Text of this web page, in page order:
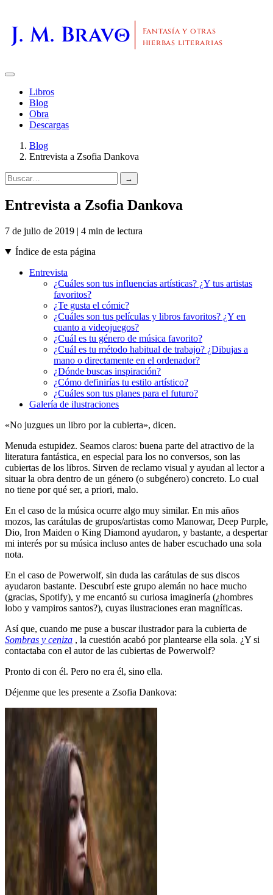
J. M. Bravo
Fantasía y otras
hierbas literarias
Libros
Blog
Obra
Descargas
Blog
Entrevista a Zsofia Dankova
→
Entrevista a Zsofia Dankova
7 de julio de 2019 | 4 min de lectura
Índice de esta página
Entrevista
¿Cuáles son tus influencias artísticas? ¿Y tus artistas
favoritos?
¿Te gusta el cómic?
¿Cuáles son tus películas y libros favoritos? ¿Y en
cuanto a videojuegos?
¿Cuál es tu género de música favorito?
¿Cuál es tu método habitual de trabajo? ¿Dibujas a
mano o directamente en el ordenador?
¿Dónde buscas inspiración?
¿Cómo definirías tu estilo artístico?
¿Cuáles son tus planes para el futuro?
Galería de ilustraciones
«No juzgues un libro por la cubierta», dicen.
Menuda estupidez. Seamos claros: buena parte del atractivo de la
literatura fantástica, en especial para los no conversos, son las
cubiertas de los libros. Sirven de reclamo visual y ayudan al lector a
situar la obra dentro de un género (o subgénero) concreto. Lo cual
no tiene por qué ser, a priori, malo.
En el caso de la música ocurre algo muy similar. En mis años
mozos, las carátulas de grupos/artistas como Manowar, Deep Purple,
Dio, Iron Maiden o King Diamond ayudaron, y bastante, a despertar
mi interés por su música incluso antes de haber escuchado una sola
nota.
En el caso de Powerwolf, sin duda las carátulas de sus discos
ayudaron bastante. Descubrí este grupo alemán no hace mucho
(gracias, Spotify), y me encantó su curiosa imaginería (¿hombres
lobo y vampiros santos?), cuyas ilustraciones eran magníficas.
Así que, cuando me puse a buscar ilustrador para la cubierta de
Sombras y ceniza , la cuestión acabó por plantearse ella sola. ¿Y si
contactaba con el autor de las cubiertas de Powerwolf?
Pronto di con él. Pero no era él, sino ella.
Déjenme que les presente a Zsofia Dankova: